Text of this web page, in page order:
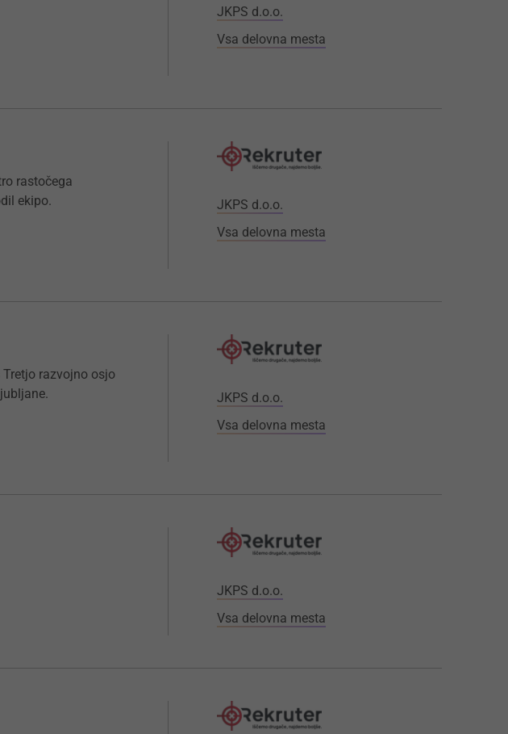
JKPS d.o.o.
Vsa delovna mesta
rastočega
ekipo.
JKPS d.o.o.
Vsa delovna mesta
razvojno osjo
JKPS d.o.o.
Vsa delovna mesta
JKPS d.o.o.
Vsa delovna mesta